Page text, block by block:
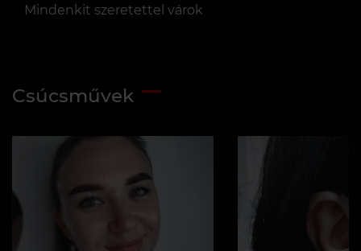
Mindenkit szeretettel várok
Csúcsművek